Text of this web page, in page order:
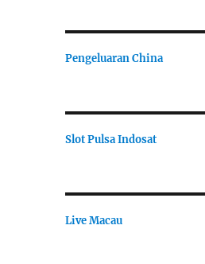
Pengeluaran China
Slot Pulsa Indosat
Live Macau